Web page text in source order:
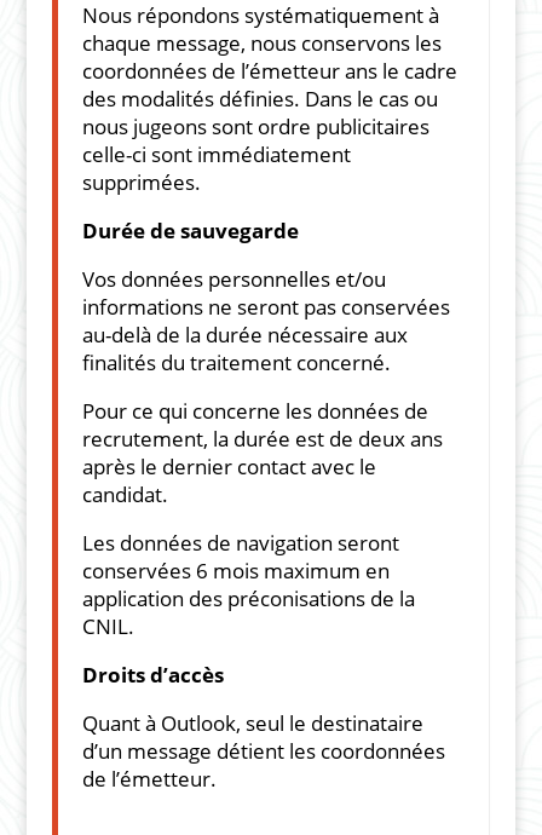
Nous répondons systématiquement à
chaque message, nous conservons les
coordonnées de l’émetteur ans le cadre
des modalités définies. Dans le cas ou
nous jugeons sont ordre publicitaires
celle-ci sont immédiatement
supprimées.
Durée de sauvegarde
Vos données personnelles et/ou
informations ne seront pas conservées
au-delà de la durée nécessaire aux
finalités du traitement concerné.
Pour ce qui concerne les données de
recrutement, la durée est de deux ans
après le dernier contact avec le
candidat.
Les données de navigation seront
conservées 6 mois maximum en
application des préconisations de la
CNIL.
Droits d’accès
Quant à Outlook, seul le destinataire
d’un message détient les coordonnées
de l’émetteur.